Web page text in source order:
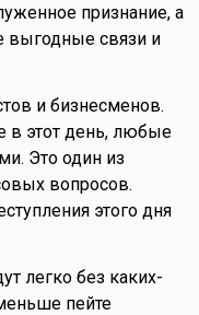
признание, а
выгодные связи и
и бизнесменов.
этот день, любые
Это один из
вопросов.
этого дня
легко без каких-
пейте